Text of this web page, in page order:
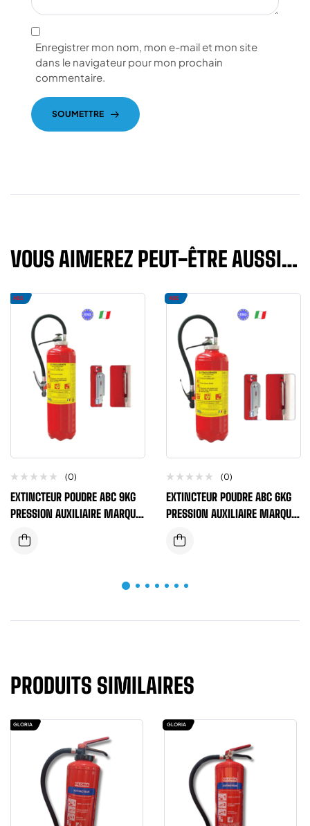
Enregistrer mon nom, mon e-mail et mon site
dans le navigateur pour mon prochain
commentaire.
SOUMETTRE
VOUS AIMEREZ PEUT-ÊTRE AUSSI…
ABS
(0)
EXTINCTEUR POUDRE ABC 9KG
PRESSION AUXILIAIRE MARQUE
ABS EN3/7 ET MED
ABS
(0)
EXTINCTEUR POUDRE ABC 6KG
PRESSION AUXILIAIRE MARQUE
ABS EN3/7 ET MED
PRODUITS SIMILAIRES
GLORIA GLORIA